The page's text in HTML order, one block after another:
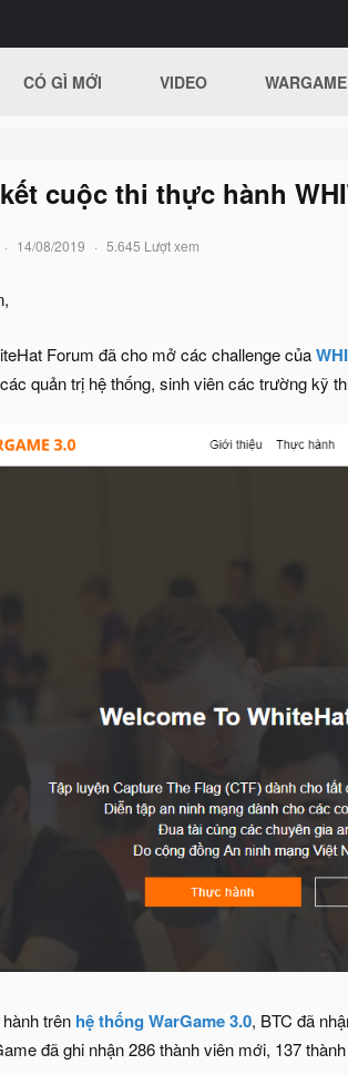
CÓ GÌ MỚI VIDEO WARGAME
cuộc thi thực hành
14/08/2019 5.645 Lượt xem
Forum đã cho mở các challenge của
quản trị hệ thống, sinh viên các trường kỹ
trên hệ thống WarGame 3.0, BTC đã
đã ghi nhận 286 thành viên mới, 137